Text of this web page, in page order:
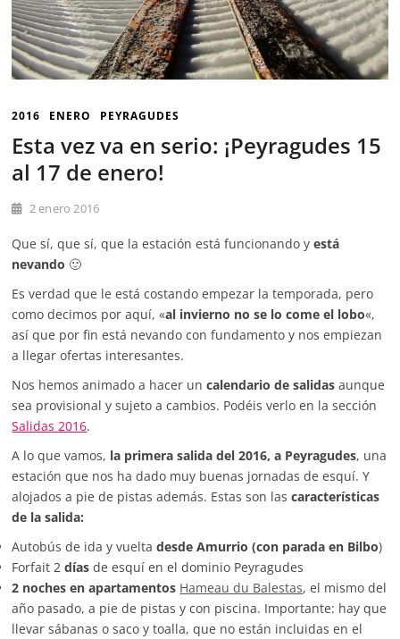
2016 ENERO PEYRAGUDES
Esta vez va en serio: ¡Peyragudes 15
al 17 de enero!
2 enero 2016
Que sí, que sí, que la estación está funcionando y está
nevando 🙂
Es verdad que le está costando empezar la temporada, pero
como decimos por aquí, «al invierno no se lo come el lobo«,
así que por fin está nevando con fundamento y nos empiezan
a llegar ofertas interesantes.
Nos hemos animado a hacer uncalendario de salidas aunque
sea provisional y sujeto a cambios. Podéis verlo en la sección
Salidas 2016.
A lo que vamos, la primera salida del 2016, a Peyragudes, una
estación que nos ha dado muy buenas jornadas de esquí. Y
alojados a pie de pistas además. Estas son lascaracterísticas
de la salida:
Autobús de ida y vueltadesde Amurrio (con parada en Bilbo)
Forfait 2 días de esquí en el dominio Peyragudes
2 noches en apartamentos Hameau du Balestas, el mismo del
año pasado, a pie de pistas y con piscina. Importante: hay que
llevar sábanas o saco y toalla, que no están incluidas en el